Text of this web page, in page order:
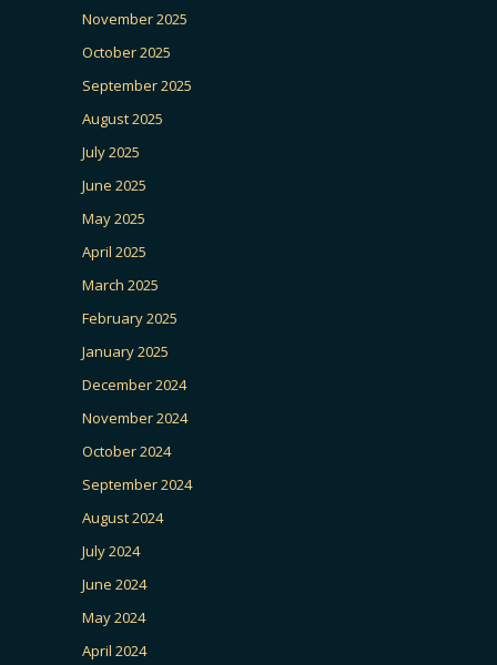
November 2025
October 2025
September 2025
August 2025
July 2025
June 2025
May 2025
April 2025
March 2025
February 2025
January 2025
December 2024
November 2024
October 2024
September 2024
August 2024
July 2024
June 2024
May 2024
April 2024